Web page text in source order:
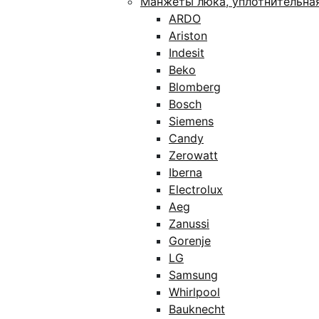
ARDO
Ariston
Indesit
Beko
Blomberg
Bosch
Siemens
Candy
Zerowatt
Iberna
Electrolux
Aeg
Zanussi
Gorenje
LG
Samsung
Whirlpool
Bauknecht